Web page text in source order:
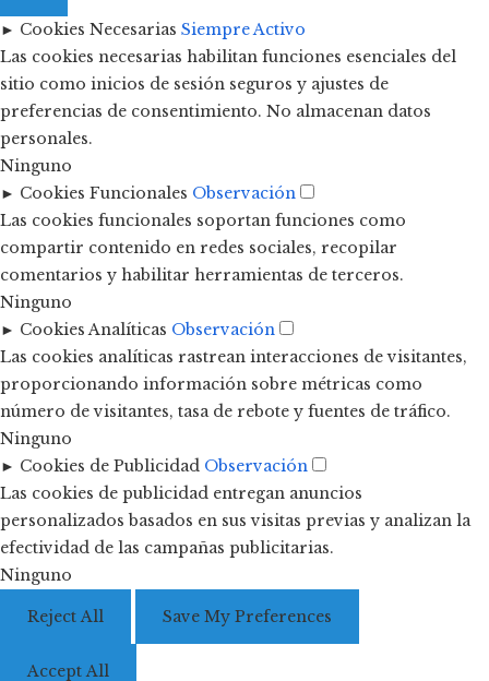
► Cookies Necesarias Siempre Activo
Las cookies necesarias habilitan funciones esenciales del
sitio como inicios de sesión seguros y ajustes de
preferencias de consentimiento. No almacenan datos
personales.
Ninguno
► Cookies Funcionales Observación
Las cookies funcionales soportan funciones como
compartir contenido en redes sociales, recopilar
comentarios y habilitar herramientas de terceros.
Ninguno
► Cookies Analíticas Observación
Las cookies analíticas rastrean interacciones de visitantes,
proporcionando información sobre métricas como
número de visitantes, tasa de rebote y fuentes de tráfico.
Ninguno
► Cookies de Publicidad Observación
Las cookies de publicidad entregan anuncios
personalizados basados en sus visitas previas y analizan la
efectividad de las campañas publicitarias.
Ninguno
Reject All Save My Preferences
Accept All